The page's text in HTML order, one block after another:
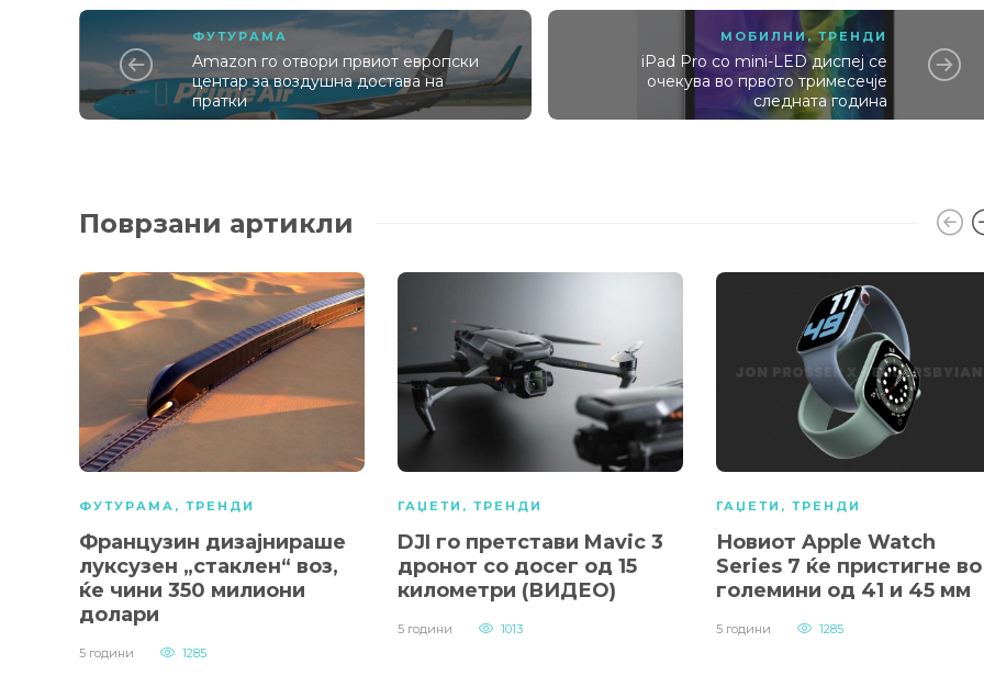
ФУТУРАМА
Amazon го отвори првиот европски
центар за воздушна достава на
пратки
МОБИЛНИ,ТРЕНДИ
iPad Pro со mini-LED диспеј се
очекува во првото тримесечје
следната година
Поврзани артикли
ФУТУРАМА , ТРЕНДИ
Французин дизајнираше
луксузен „стаклен“ воз,
ќе чини 350 милиони
долари
5 години 1285
ГАЏЕТИ , ТРЕНДИ
DJI го претстави Mavic 3
дронот со досег од 15
километри (ВИДЕО)
5 години 1013
ГАЏЕТИ , ТРЕНДИ
Новиот Apple Watch
Series 7 ќе пристигне во
големини од 41 и 45 мм
5 години 1285